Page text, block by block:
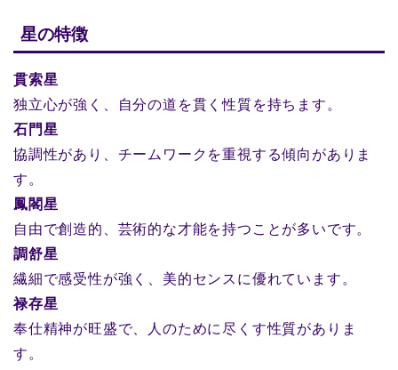
星の特徴
貫索星
独立心が強く、自分の道を貫く性質を持ちます。
石門星
協調性があり、チームワークを重視する傾向がありま
す。
鳳閣星
自由で創造的、芸術的な才能を持つことが多いです。
調舒星
繊細で感受性が強く、美的センスに優れています。
禄存星
奉仕精神が旺盛で、人のために尽くす性質がありま
す。